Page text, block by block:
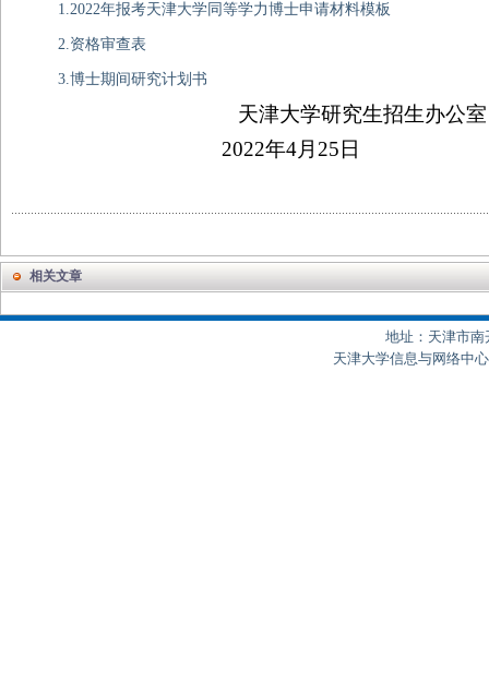
1.2022年报考天津大学同等学力博士申请材料模板
2.资格审查表
3.博士期间研究计划书
天津大学研究生招生办公室
2022年4月 25 日
相关文章
地址：天津市南
天津大学信息与网络中